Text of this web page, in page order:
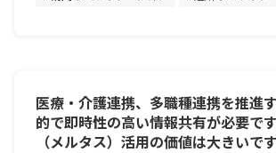
医療・介護連携、多職種連携を推進
的で即時性の高い情報共有が必要で
（メルタス）活用の価値は大きいです